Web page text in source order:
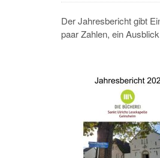
Der Jahresbericht gibt
paar Zahlen, ein